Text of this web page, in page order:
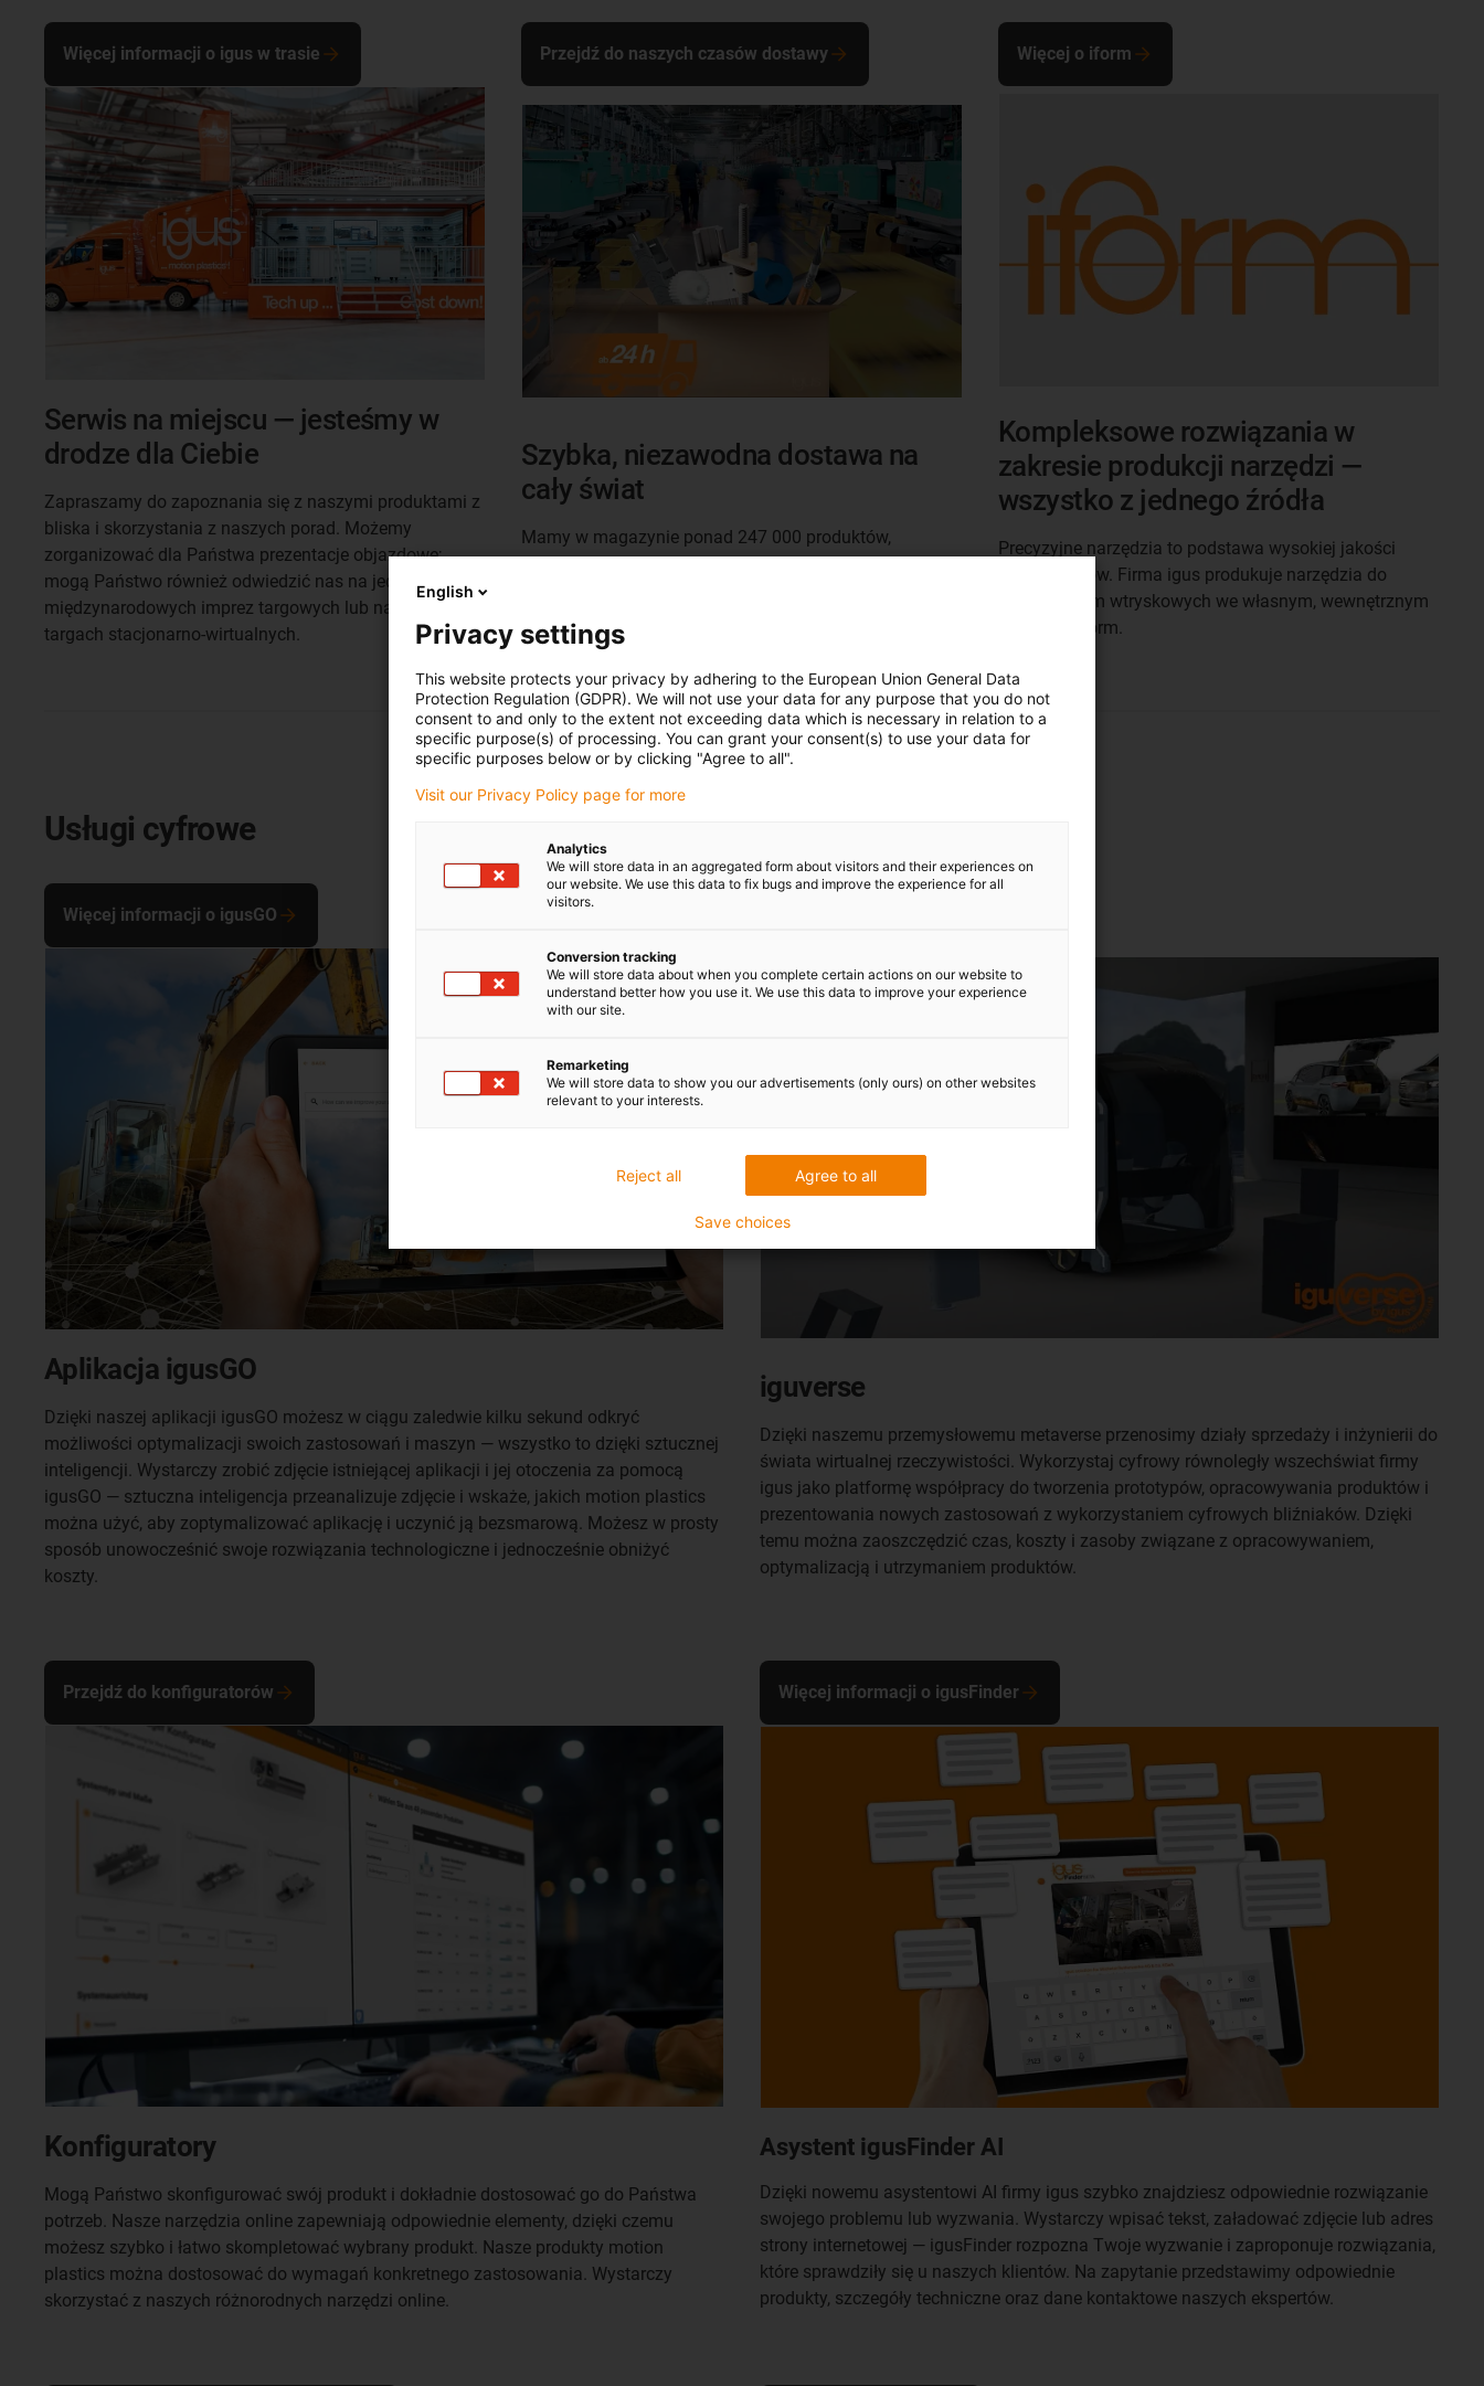
Serwis na miejscu — jesteśmy w
drodze dla Ciebie
Zapraszamy do zapoznania się z naszymi produktami z
bliska i skorzystania z naszych porad. Możemy
zorganizować dla Państwa prezentacje objazdowe;
mogą Państwo również odwiedzić nas na jednej z
międzynarodowych imprez targowych lub na naszych
targach stacjonarno-wirtualnych.
Więcej informacji o igus w trasie
Szybka, niezawodna dostawa na
cały świat
Mamy w magazynie ponad 247 000 produktów,
gotowych do wysyłki w ciągu 24 godzin. Na całym
Przejdź do naszych czasów dostawy
Kompleksowe rozwiązania w
zakresie produkcji narzędzi —
wszystko z jednego źródła
Precyzyjne narzędzia to podstawa wysokiej jakości
komponentów. Firma igus produkuje narzędzia do
naszych form wtryskowych we własnym, wewnętrznym
zakładzie iform.
Więcej o iform
Usługi cyfrowe
Aplikacja igusGO
Dzięki naszej aplikacji igusGO możesz w ciągu zaledwie kilku sekund odkryć
możliwości optymalizacji swoich zastosowań i maszyn — wszystko to dzięki sztucznej
inteligencji. Wystarczy zrobić zdjęcie istniejącej aplikacji i jej otoczenia za pomocą
igusGO — sztuczna inteligencja przeanalizuje zdjęcie i wskaże, jakich motion plastics
można użyć, aby zoptymalizować aplikację i uczynić ją bezsmarową. Możesz w prosty
sposób unowocześnić swoje rozwiązania technologiczne i jednocześnie obniżyć
koszty.
Więcej informacji o igusGO
iguverse
Dzięki naszemu przemysłowemu metaverse przenosimy działy sprzedaży i inżynierii do
świata wirtualnej rzeczywistości. Wykorzystaj cyfrowy równoległy wszechświat firmy
igus jako platformę współpracy do tworzenia prototypów, opracowywania produktów i
prezentowania nowych zastosowań z wykorzystaniem cyfrowych bliźniaków. Dzięki
temu można zaoszczędzić czas, koszty i zasoby związane z opracowywaniem,
optymalizacją i utrzymaniem produktów.
Konfiguratory
Mogą Państwo skonfigurować swój produkt i dokładnie dostosować go do Państwa
potrzeb. Nasze narzędzia online zapewniają odpowiednie elementy, dzięki czemu
możesz szybko i łatwo skompletować wybrany produkt. Nasze produkty motion
plastics można dostosować do wymagań konkretnego zastosowania. Wystarczy
skorzystać z naszych różnorodnych narzędzi online.
Przejdź do konfiguratorów
Asystent igusFinder AI
Dzięki nowemu asystentowi AI firmy igus szybko znajdziesz odpowiednie rozwiązanie
swojego problemu lub wyzwania. Wystarczy wpisać tekst, załadować zdjęcie lub adres
strony internetowej — igusFinder rozpozna Twoje wyzwanie i zaproponuje rozwiązania,
które sprawdziły się u naszych klientów. Na zapytanie przedstawimy odpowiednie
produkty, szczegóły techniczne oraz dane kontaktowe naszych ekspertów.
Więcej informacji o igusFinder
English
Privacy settings
This website protects your privacy by adhering to the European Union General Data
Protection Regulation (GDPR). We will not use your data for any purpose that you do not
consent to and only to the extent not exceeding data which is necessary in relation to a
specific purpose(s) of processing. You can grant your consent(s) to use your data for
specific purposes below or by clicking "Agree to all".
Visit our Privacy Policy page for more
Analytics
We will store data in an aggregated form about visitors and their experiences on
our website. We use this data to fix bugs and improve the experience for all
visitors.
Conversion tracking
We will store data about when you complete certain actions on our website to
understand better how you use it. We use this data to improve your experience
with our site.
Remarketing
We will store data to show you our advertisements (only ours) on other websites
relevant to your interests.
Agree to all
Reject all
Save choices